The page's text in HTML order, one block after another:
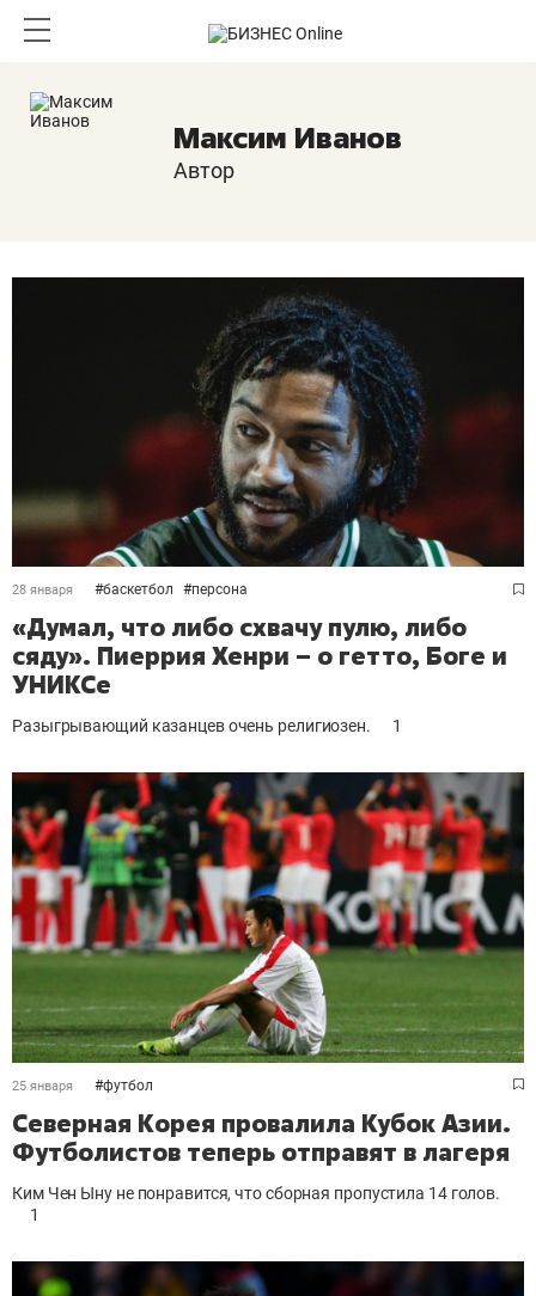
Максим Иванов
Автор
28 января #баскетбол #персона
«Думал, что либо схвачу пулю, либо
сяду». Пиеррия Хенри – о гетто, Боге и
УНИКСе
Разыгрывающий казанцев очень религиозен. 1
25 января #футбол
Северная Корея провалила Кубок Азии.
Футболистов теперь отправят в лагеря
Ким Чен Ыну не понравится, что сборная пропустила 14 голов.
1